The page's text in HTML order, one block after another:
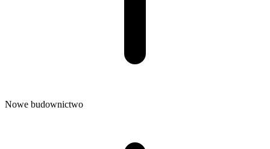
Nowe budownictwo